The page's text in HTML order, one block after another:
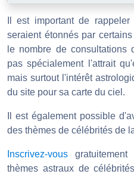
Il est important de
seraient étonnés par
le nombre de consultations
pas spécialement l'attrait
mais surtout l'intérêt
du site pour sa carte du ciel.
Il est également possible
des thèmes de célébrités de
Inscrivez-vous
thèmes astraux de